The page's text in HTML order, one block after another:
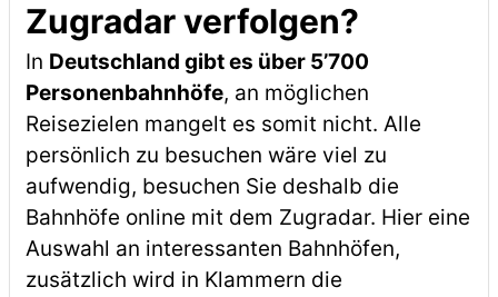
Zugradar verfolgen?
In Deutschland gibt es über 5’700
Personenbahnhöfe, an möglichen
Reisezielen mangelt es somit nicht. Alle
persönlich zu besuchen wäre viel zu
aufwendig, besuchen Sie deshalb die
Bahnhöfe online mit dem Zugradar. Hier eine
Auswahl an interessanten Bahnhöfen,
zusätzlich wird in Klammern die